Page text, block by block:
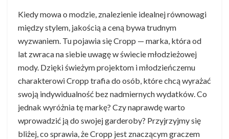
Kiedy mowa o modzie, znalezienie idealnej równowagi
między stylem, jakością a ceną bywa trudnym
wyzwaniem. Tu pojawia się Cropp — marka, która od
lat zwraca na siebie uwagę w świecie młodzieżowej
mody. Dzięki świeżym projektom i młodzieńczemu
charakterowi Cropp trafia do osób, które chcą wyrażać
swoją indywidualność bez nadmiernych wydatków. Co
jednak wyróżnia tę markę? Czy naprawdę warto
wprowadzić ją do swojej garderoby? Przyjrzyjmy się
bliżej, co sprawia, że Cropp jest znaczącym graczem